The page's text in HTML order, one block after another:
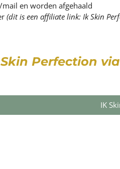
en worden afgehaald
(dit is een affiliate link: Ik Skin
Perfection
IK